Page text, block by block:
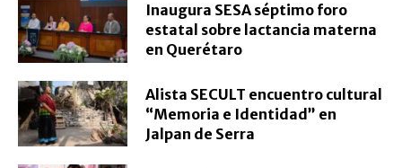
Inaugura SESA séptimo foro
estatal sobre lactancia materna
en Querétaro
Alista SECULT encuentro cultural
“Memoria e Identidad” en
Jalpan de Serra